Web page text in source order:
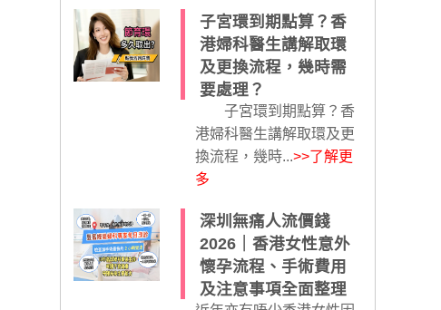
子宮環到期點算？香
港婦科醫生講解取環
及更換流程，幾時需
要處理？
子宮環到期點算？香
港婦科醫生講解取環及更
換流程，幾時...>>了解更
多
深圳無痛人流價錢
2026｜香港女性意外
懷孕流程、手術費用
及注意事項全面整理